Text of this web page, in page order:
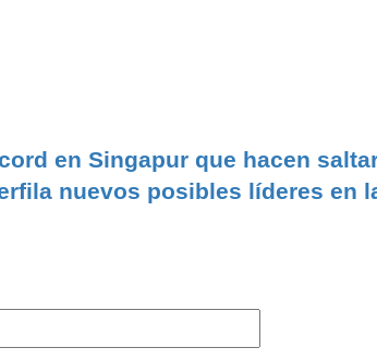
en Singapur que hacen
nuevos posibles líderes en